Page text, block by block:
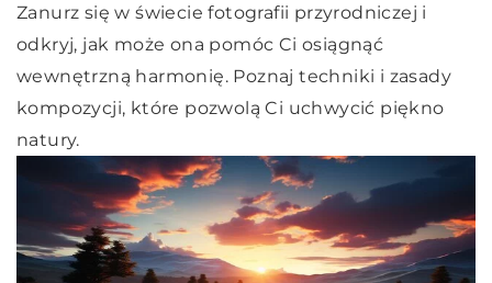
Zanurz się w świecie fotografii przyrodniczej i
odkryj, jak może ona pomóc Ci osiągnąć
wewnętrzną harmonię. Poznaj techniki i zasady
kompozycji, które pozwolą Ci uchwycić piękno
natury.